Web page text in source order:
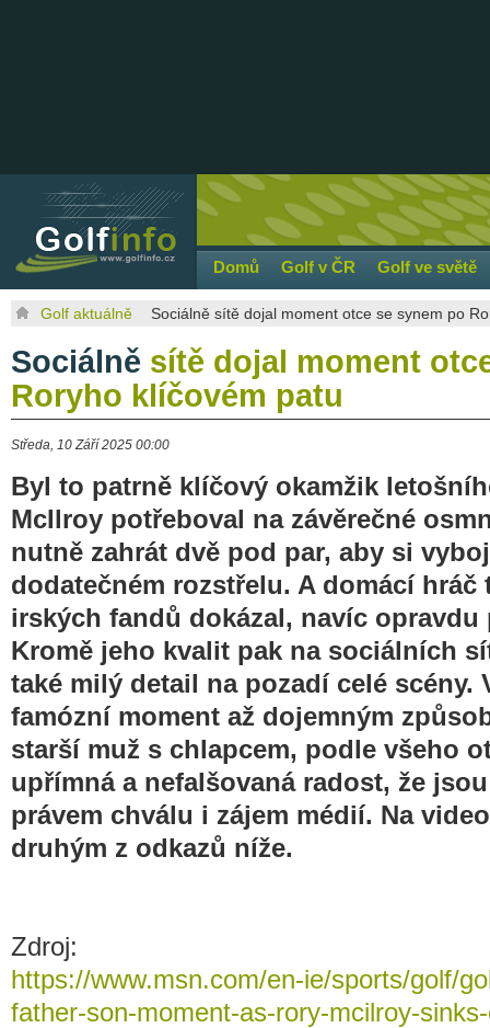
Domů Golf v ČR Golf ve světě
Golf aktuálně Sociálně sítě dojal moment otce se synem po
Sociálně sítě dojal moment
Roryho klíčovém patu
Středa, 10 Září 2025 00:00
Byl to patrně klíčový okamžik
McIlroy potřeboval na závěrečné
nutně zahrát dvě pod par, aby si
dodatečném rozstřelu. A domácí
irských fandů dokázal, navíc opravdu
Kromě jeho kvalit pak na sociálních
také milý detail na pozadí celé
famózní moment až dojemným
starší muž s chlapcem, podle všeho
upřímná a nefalšovaná radost, že
právem chválu i zájem médií. Na
druhým z odkazů níže.
Zdroj:
https://www.msn.com/en-ie/sports/golf/
father-son-moment-as-rory-mcilroy-